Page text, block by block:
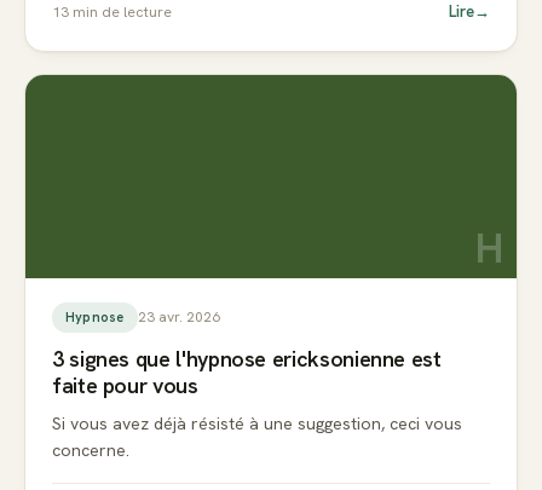
13 min de lecture Lire→
H
Hypnose 23 avr. 2026
3 signes que l'hypnose ericksonienne est
faite pour vous
Si vous avez déjà résisté à une suggestion, ceci vous
concerne.